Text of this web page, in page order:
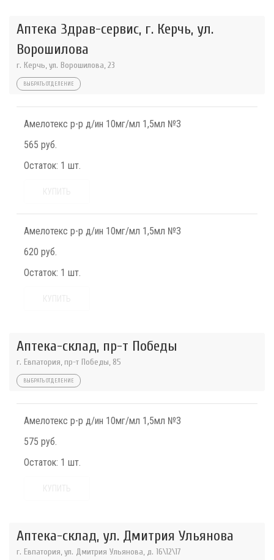
Аптека Здрав-сервис, г. Керчь, ул.
Ворошилова
г. Керчь, ул. Ворошилова, 23
ВЫБРАТЬ ОТДЕЛЕНИЕ
Амелотекс р-р д/ин 10мг/мл 1,5мл №3
565 руб.
Остаток: 1 шт.
Амелотекс р-р д/ин 10мг/мл 1,5мл №3
620 руб.
Остаток: 1 шт.
Аптека-склад, пр-т Победы
г. Евпатория, пр-т Победы, 85
ВЫБРАТЬ ОТДЕЛЕНИЕ
Амелотекс р-р д/ин 10мг/мл 1,5мл №3
575 руб.
Остаток: 1 шт.
Аптека-склад, ул. Дмитрия Ульянова
г. Евпатория, ул. Дмитрия Ульянова, д. 16\12\17